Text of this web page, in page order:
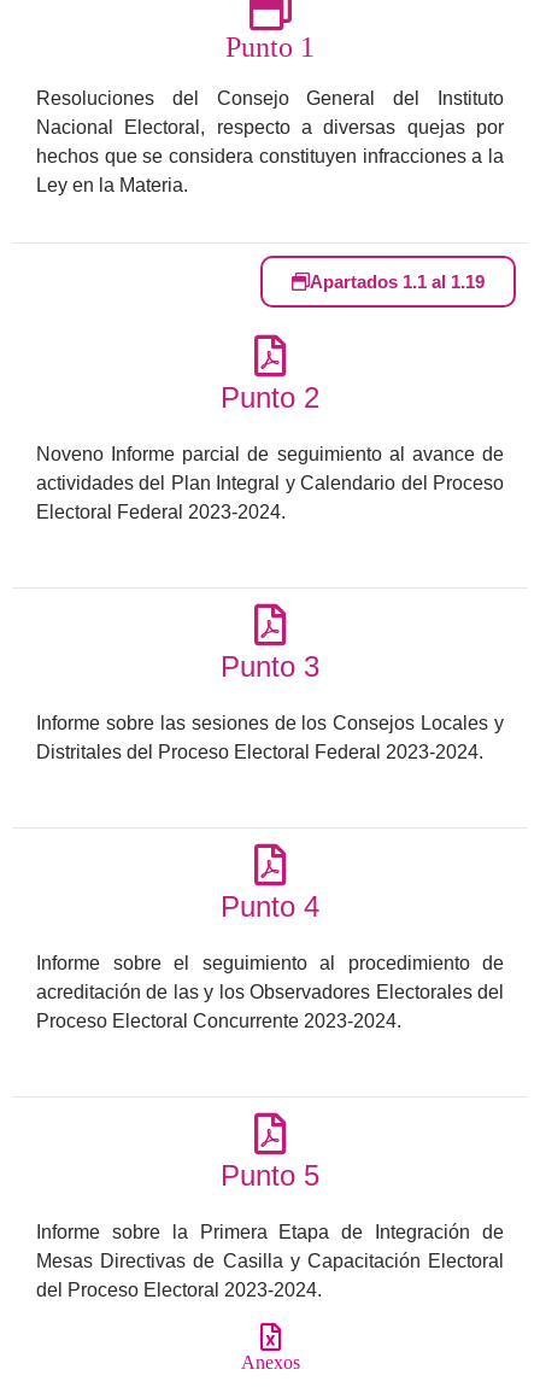
Punto 1
Resoluciones del Consejo General del Instituto
Nacional Electoral, respecto a diversas quejas por
hechos que se considera constituyen infracciones a la
Ley en la Materia.
Apartados 1.1 al 1.19
Punto 2
Noveno Informe parcial de seguimiento al avance de
actividades del Plan Integral y Calendario del Proceso
Electoral Federal 2023-2024.
Punto 3
Informe sobre las sesiones de los Consejos Locales y
Distritales del Proceso Electoral Federal 2023-2024.
Punto 4
Informe sobre el seguimiento al procedimiento de
acreditación de las y los Observadores Electorales del
Proceso Electoral Concurrente 2023-2024.
Punto 5
Informe sobre la Primera Etapa de Integración de
Mesas Directivas de Casilla y Capacitación Electoral
del Proceso Electoral 2023-2024.
Anexos